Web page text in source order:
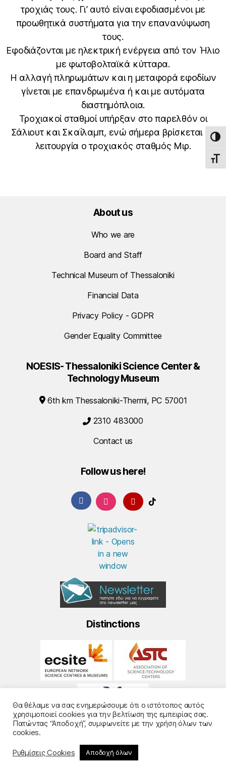
τροχιάς τους. Γι’ αυτό είναι εφοδιασμένοι με
προωθητικά συστήματα για την επανανύψωση
τους.
Εφοδιάζονται με ηλεκτρική ενέργεια από τον Ήλιο
με φωτοβολταϊκά κύτταρα.
Η αλλαγή πληρωμάτων και η μεταφορά εφοδίων
γίνεται με επανδρωμένα ή και με αυτόματα
διαστημόπλοια.
Τροχιακοί σταθμοί υπήρξαν στο παρελθόν οι
Σάλιουτ και Σκαΐλαμπ, ενώ σήμερα βρίσκεται σε
λειτουργία ο τροχιακός σταθμός Μιρ.
About us
Who we are
Board and Staff
Technical Museum of Thessaloniki
Financial Data
Privacy Policy - GDPR
Gender Equality Committee
NOESIS- Thessaloniki Science Center &
Technology Museum
6th km Thessaloniki-Thermi, PC 57001
2310 483000
Contact us
Follow us here!
Distinctions
© 2026Noesis- Design and Development
Θα θέλαμε να σας ενημερώσουμε ότι ο ιστότοπος αυτός
χρησιμοποιεί cookies για την βελτίωση της εμπειρίας σας.
Πατώντας “Αποδοχή”, συμφωνείτε με την χρήση όλων των
cookies.
Ρυθμίσεις Cookies Αποδοχή όλων